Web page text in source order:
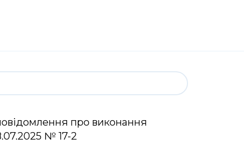
про виконання
№ 17-2